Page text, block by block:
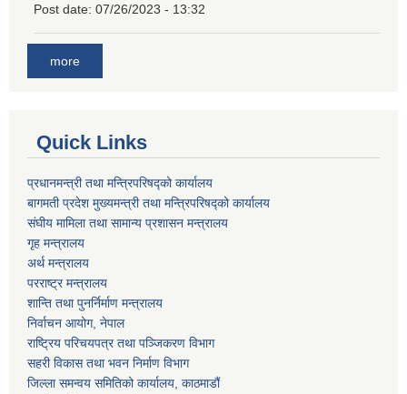
Post date: 07/26/2023 - 13:32
more
Quick Links
प्रधानमन्त्री तथा मन्त्रिपरिषद्को कार्यालय
बागमती प्रदेश मुख्यमन्त्री तथा मन्त्रिपरिषद्को कार्यालय
संघीय मामिला तथा सामान्य प्रशासन मन्त्रालय
गृह मन्त्रालय
अर्थ मन्त्रालय
परराष्ट्र मन्त्रालय
शान्ति तथा पुनर्निर्माण मन्त्रालय
निर्वाचन आयोग, नेपाल
राष्ट्रिय परिचयपत्र तथा पञ्जिकरण विभाग
सहरी विकास तथा भवन निर्माण विभाग
जिल्ला समन्वय समितिको कार्यालय, काठमाडौं